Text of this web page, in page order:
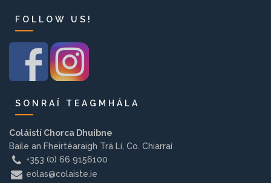
FOLLOW US!
SONRAÍ TEAGMHÁLA
Coláistí Chorca Dhuibne
Baile an Fheirtéaraigh Trá Lí, Co. Chiarraí
+353 (0) 66 9156100
eolas@colaiste.ie